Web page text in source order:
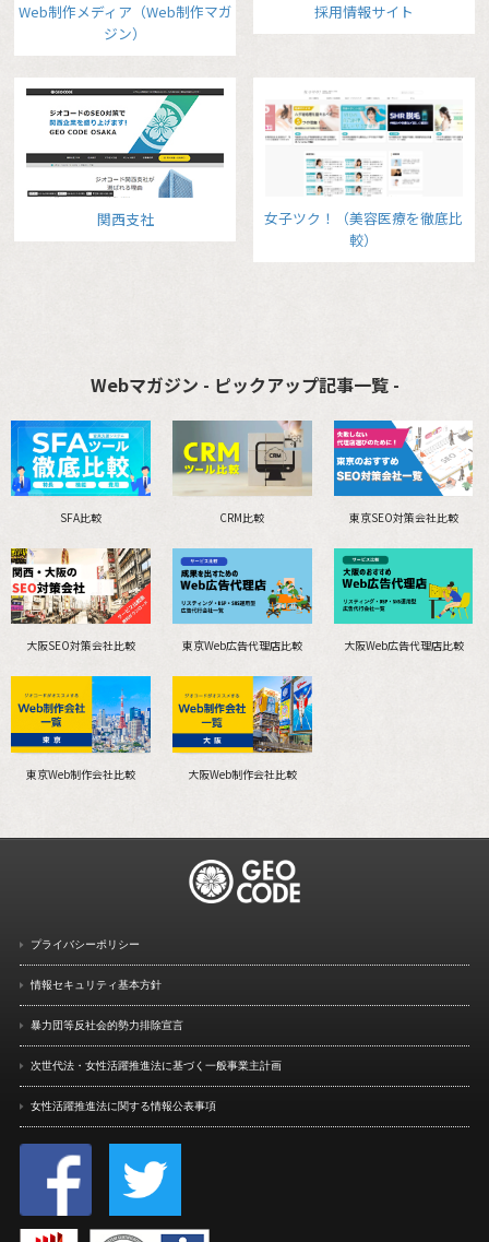
Web制作メディア（Web制作マガ
ジン）
採用情報サイト
関西支社
女子ツク！（美容医療を徹底比
較）
Webマガジン - ピックアップ記事一覧 -
SFA比較 CRM比較 東京SEO対策会社比較
大阪SEO対策会社比較 東京Web広告代理店比較 大阪Web広告代理店比較
東京Web制作会社比較 大阪Web制作会社比較
プライバシーポリシー
情報セキュリティ基本方針
暴力団等反社会的勢力排除宣言
次世代法・女性活躍推進法に基づく一般事業主計画
女性活躍推進法に関する情報公表事項